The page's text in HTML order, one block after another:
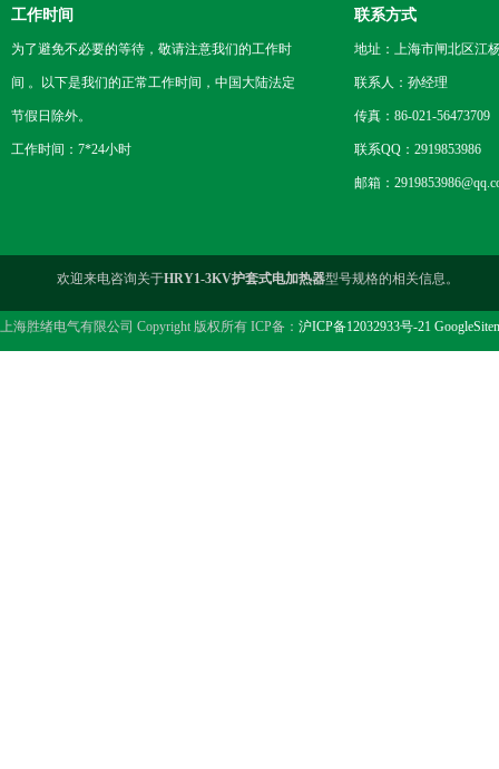
工作时间
为了避免不必要的等待，敬请注意我们的工作时
间 。以下是我们的正常工作时间，中国大陆法定
节假日除外。
工作时间：7*24小时
联系方式
地址：上海市闸北区江
联系人：孙经理
传真：86-021-56473709
联系QQ：2919853986
邮箱：
欢迎来电咨询关于HRY1-3KV护套式电加热器型号规格的相关信息。
上海胜绪电气有限公司 Copyright 版权所有 ICP备： 沪ICP备12032933号-21